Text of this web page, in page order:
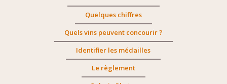
Quelques chiffres
Quels vins peuvent concourir ?
Identifier les médailles
Le règlement